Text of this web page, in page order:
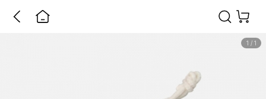
1 / 1